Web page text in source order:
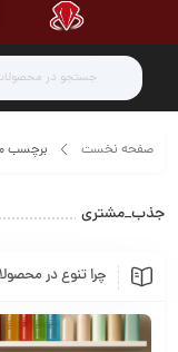
صفحه نخست برچسب
جذب_مشتری
چرا تنوع در